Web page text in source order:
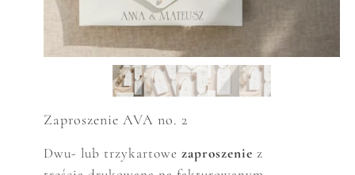
Zaproszenie AVA no. 2
Dwu- lub trzykartowe zaproszenie z